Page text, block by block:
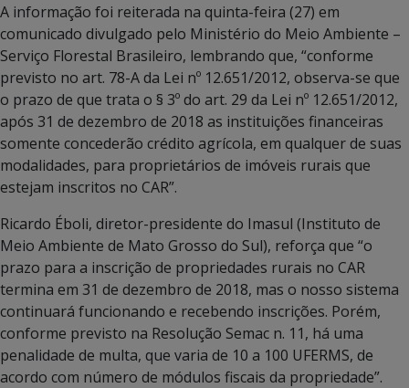
A informação foi reiterada na quinta-feira (27) em
comunicado divulgado pelo Ministério do Meio Ambiente –
Serviço Florestal Brasileiro, lembrando que, “conforme
previsto no art. 78-A da Lei nº 12.651/2012, observa-se que
o prazo de que trata o § 3º do art. 29 da Lei nº 12.651/2012,
após 31 de dezembro de 2018 as instituições financeiras
somente concederão crédito agrícola, em qualquer de suas
modalidades, para proprietários de imóveis rurais que
estejam inscritos no CAR”.
Ricardo Éboli, diretor-presidente do Imasul (Instituto de
Meio Ambiente de Mato Grosso do Sul), reforça que “o
prazo para a inscrição de propriedades rurais no CAR
termina em 31 de dezembro de 2018, mas o nosso sistema
continuará funcionando e recebendo inscrições. Porém,
conforme previsto na Resolução Semac n. 11, há uma
penalidade de multa, que varia de 10 a 100 UFERMS, de
acordo com número de módulos fiscais da propriedade”.